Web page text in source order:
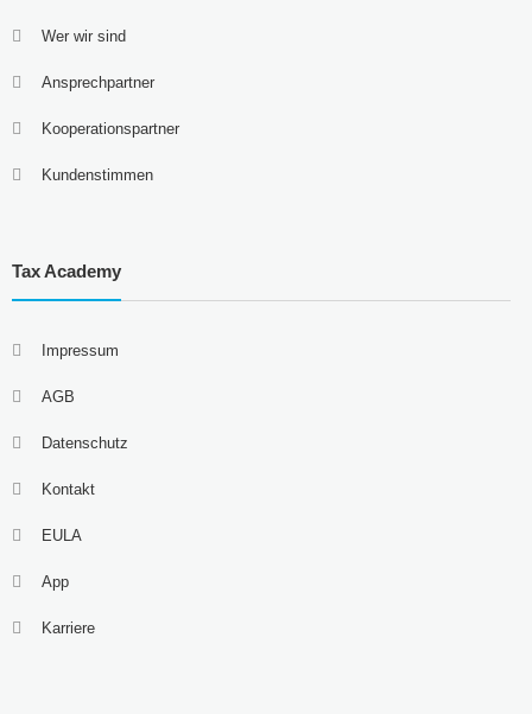
Wer wir sind
Ansprechpartner
Kooperationspartner
Kundenstimmen
Tax Academy
Impressum
AGB
Datenschutz
Kontakt
EULA
App
Karriere